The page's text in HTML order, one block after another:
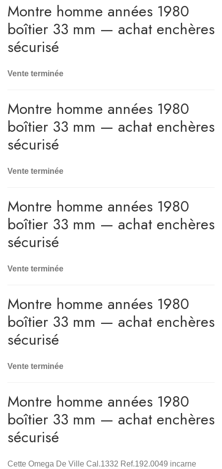
Montre homme années 1980
boîtier 33 mm — achat enchères
sécurisé
Vente terminée
Montre homme années 1980
boîtier 33 mm — achat enchères
sécurisé
Vente terminée
Montre homme années 1980
boîtier 33 mm — achat enchères
sécurisé
Vente terminée
Montre homme années 1980
boîtier 33 mm — achat enchères
sécurisé
Vente terminée
Montre homme années 1980
boîtier 33 mm — achat enchères
sécurisé
Cette Omega De Ville Cal.1332 Ref.192.0049 incarne